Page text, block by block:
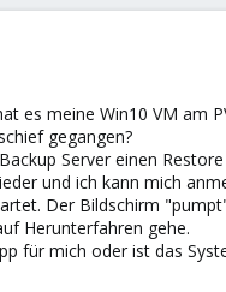
es meine Win10 VM am
gegangen?
Server einen
und ich kann mich
Der Bildschirm
Herunterfahren gehe.
für mich oder ist das